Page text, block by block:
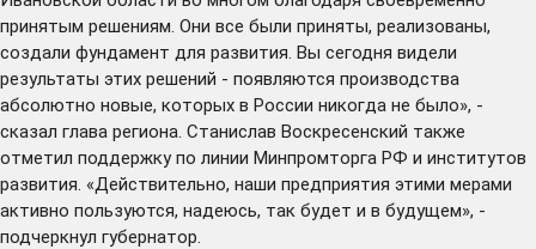
принятым решениям. Они все были приняты, реализованы,
создали фундамент для развития. Вы сегодня видели
результаты этих решений - появляются производства
абсолютно новые, которых в России никогда не было», -
сказал глава региона. Станислав Воскресенский также
отметил поддержку по линии Минпромторга РФ и институтов
развития. «Действительно, наши предприятия этими мерами
активно пользуются, надеюсь, так будет и в будущем», -
подчеркнул губернатор.